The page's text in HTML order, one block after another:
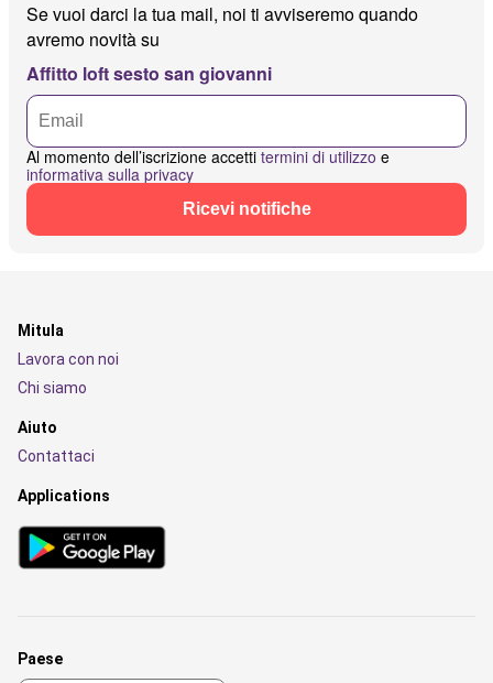
Se vuoi darci la tua mail, noi ti avviseremo quando
avremo novità su
Affitto loft sesto san giovanni
Al momento dell’iscrizione accetti termini di utilizzo e
informativa sulla privacy
Ricevi notifiche
Mitula
Lavora con noi
Chi siamo
Aiuto
Contattaci
Applications
Paese